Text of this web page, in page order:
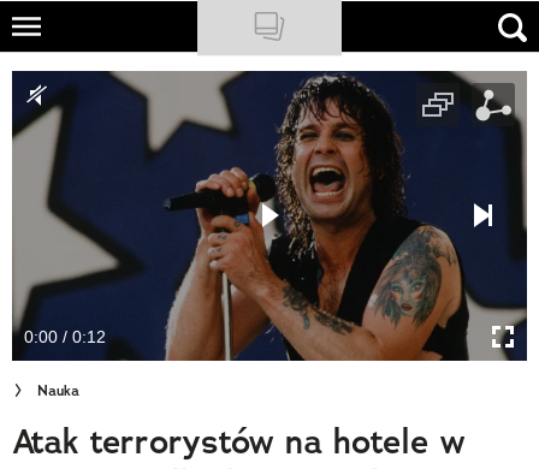
Skip
main
content
NATIONAL GEOGRAPHIC
TRAVELER
PODCASTY
Newsletter
Cuda Polski
Wielki Konkurs Fotograficzny
Trendbook Podróżniczy
0:00 / 0:12
Nauka
Atak terrorystów na hotele w